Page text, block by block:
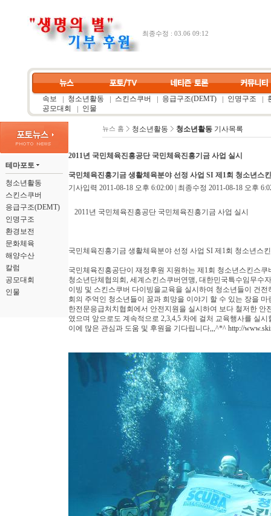
최종수정 : 03.06 09:12
속보 청소년활동 스킨스쿠버 응급구조(DEMT) 인명구조
공모대회
인물
테마포토
청소년활동
스킨스쿠버
응급구조(DEMT)
인명구조
환경보전
문화체육
해양수산
칼럼
공모대회
인물
뉴스 홈 청소년활동 청소년활동 기사목록
2011년 국민체육진흥공단 국민체육진흥기금 사업 실시
국민체육진흥기금 생활체육분야 선정 사업 SI 제1회 청소년스
기사입력 2011-08-18 오후 6:02:00 | 최종수정 2011-08-18 오후
2011년 국민체육진흥공단 국민체육진흥기금 사업 실시
국민체육진흥기금 생활체육분야 선정 사업 SI 제1회 청소년스
국민체육진흥공단이 재정후원 지원하는 제1회 청소년스킨스
청소년단체협의회, 세계스킨스쿠버연맹, 대한민국특수임무수
이빙 및 스킨스쿠버 다이빙을교육을 실시하여 청소년들이 건
회의 주억인 청소년들이 꿈과 희망을 이야기 할 수 있는 장을
한전문응급처치협회에서 안전지원을 실시하여 보다 철저한
였으며 앞으로도 계속적으로 2,3,4,5 차에 걸처 교육행사를 실
이에 많은 관심과 도움 및 후원을 기다립니다,,,^*^ http://